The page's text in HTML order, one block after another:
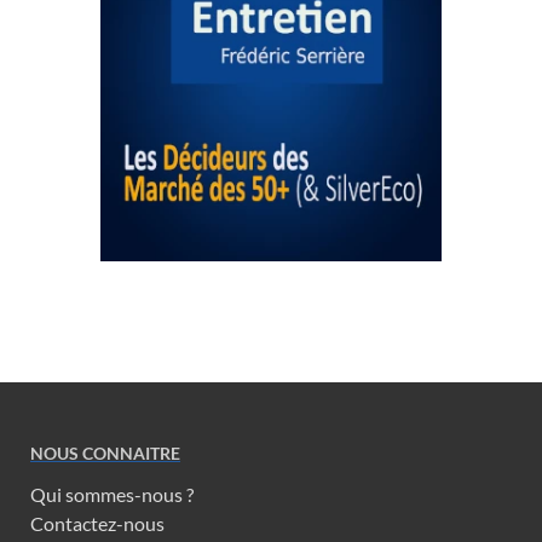
NOUS CONNAITRE
Qui sommes-nous ?
Contactez-nous